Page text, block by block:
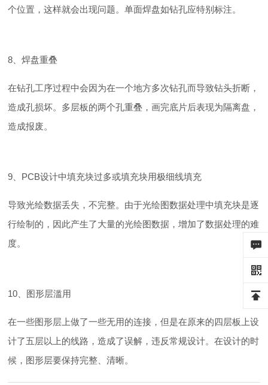
个位置，这样就会出现问题。单面焊盘如钻孔应特别标注。
8、焊盘重叠
在钻孔工序过程中会因为在一个地方多次钻孔而导致钻头折断，
造成孔损坏。多层板的两个孔重叠，画完底片后表现为隔离盘，
造成报废。
9、PCB设计中填充块过多或填充块用极细线填充
导致光绘数据丢失，不完整。由于光绘图数据处理中填充块是逐
行绘制的，因此产生了大量的光绘图数据，增加了数据处理的难
度。
10、图形层滥用
在一些图形层上做了一些无用的连接，但是在原来的四层板上设
计了五层以上的线路，造成了误解，违反常规设计。在设计的时
候，图形层要保持完整、清晰。